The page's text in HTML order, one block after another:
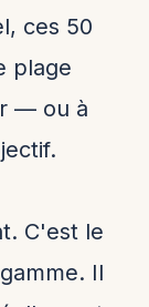
ces 50
plage
— ou à
C'est le
Il